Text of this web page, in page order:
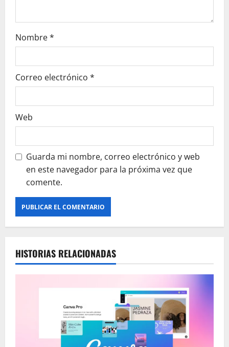
t
r
a
d
a
s
Nombre*
Correo electrónico *
Web
Guarda mi nombre, correo electrónico y web
en este navegador para la próxima vez que
comente.
HISTORIAS RELACIONADAS